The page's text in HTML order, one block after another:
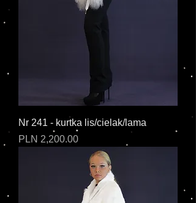
Nr 241 - kurtka lis/cielak/lama
Cena
PLN 2,200.00